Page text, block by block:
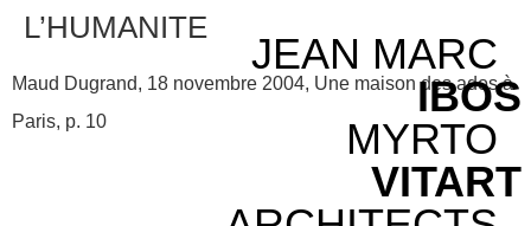
JEAN MARC
IBOS
MYRTO
VITART
L’HUMANITE
Maud Dugrand, 18 novembre 2004, Une maison des ados à
Paris, p. 10